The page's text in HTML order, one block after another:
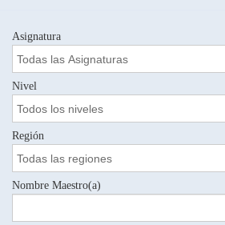
Asignatura
Nivel
Región
Nombre Maestro(a)